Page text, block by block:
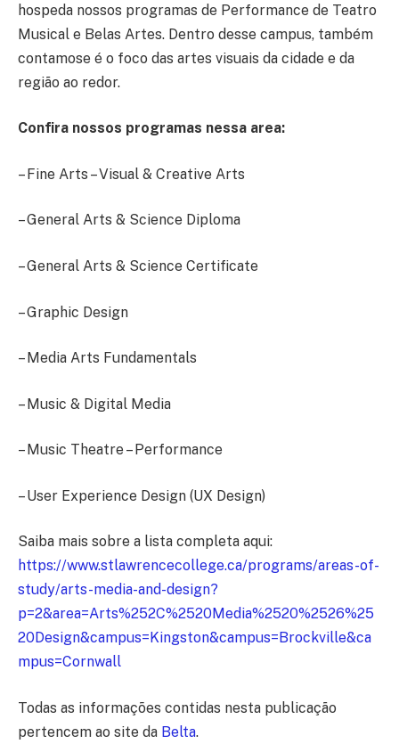
hospeda nossos programas de Performance de Teatro
Musical e Belas Artes. Dentro desse campus, também
contamose é o foco das artes visuais da cidade e da
região ao redor.
Confira nossos programas nessa area:
– Fine Arts – Visual & Creative Arts
– General Arts & Science Diploma
– General Arts & Science Certificate
– Graphic Design
– Media Arts Fundamentals
– Music & Digital Media
– Music Theatre – Performance
– User Experience Design (UX Design)
Saiba mais sobre a lista completa aqui:
https://www.stlawrencecollege.ca/programs/areas-of-
study/arts-media-and-design?
p=2&area=Arts%252C%2520Media%2520%2526%25
20Design&campus=Kingston&campus=Brockville&ca
mpus=Cornwall
Todas as informações contidas nesta publicação
pertencem ao site da Belta.